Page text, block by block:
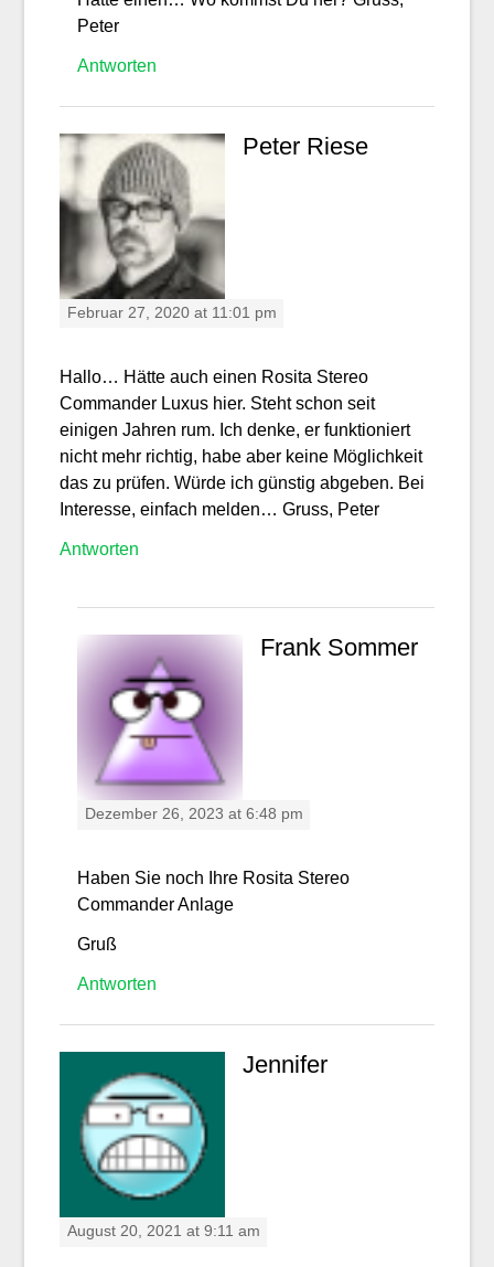
Peter
Antworten
Peter Riese
Februar 27, 2020 at 11:01 pm
Hallo… Hätte auch einen Rosita Stereo
Commander Luxus hier. Steht schon seit
einigen Jahren rum. Ich denke, er funktioniert
nicht mehr richtig, habe aber keine Möglichkeit
das zu prüfen. Würde ich günstig abgeben. Bei
Interesse, einfach melden… Gruss, Peter
Antworten
Frank Sommer
Dezember 26, 2023 at 6:48 pm
Haben Sie noch Ihre Rosita Stereo
Commander Anlage
Gruß
Antworten
Jennifer
August 20, 2021 at 9:11 am